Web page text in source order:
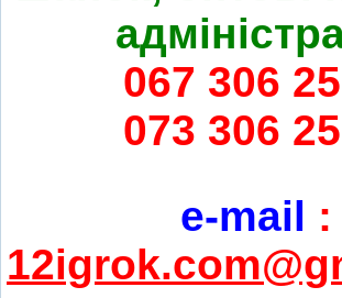
067 306
073 306
e-mail :